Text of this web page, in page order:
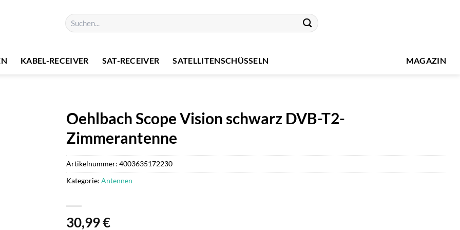
Suchen
nach:
KABEL-RECEIVER SAT-RECEIVER SATELLITENSCHÜSSELN MAGAZIN
Oehlbach Scope Vision schwarz DVB-T2-
Zimmerantenne
30,99€
Artikelnummer: 4003635172230
Kategorie: Antennen